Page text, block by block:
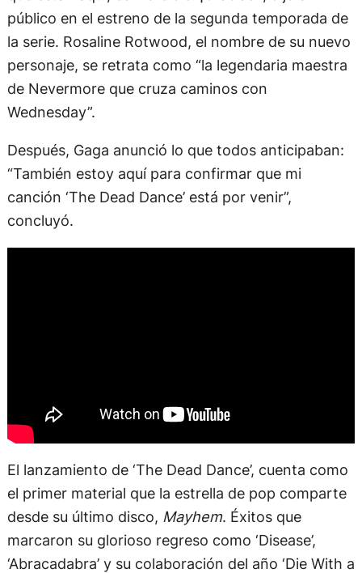
público en el estreno de la segunda temporada de
la serie. Rosaline Rotwood, el nombre de su nuevo
personaje, se retrata como “la legendaria maestra
de Nevermore que cruza caminos con
Wednesday”.
Después, Gaga anunció lo que todos anticipaban:
“También estoy aquí para confirmar que mi
canción ‘The Dead Dance’ está por venir”,
concluyó.
El lanzamiento de ‘The Dead Dance’, cuenta como
el primer material que la estrella de pop comparte
desde su último disco, Mayhem. Éxitos que
marcaron su glorioso regreso como ‘Disease’,
‘Abracadabra’ y su colaboración del año ‘Die With a